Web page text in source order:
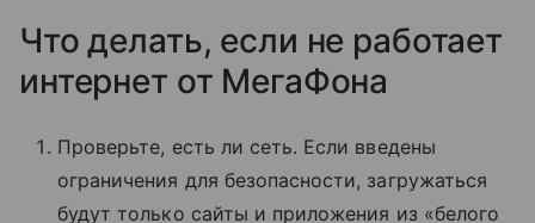
Что делать, если не работает
интернет от МегаФона
Проверьте, есть ли сеть. Если введены
ограничения для безопасности, загружаться
будут только сайты и приложения из «белого